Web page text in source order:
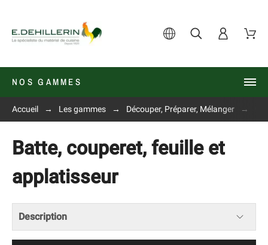
NOS GAMMES
Accueil Les gammes Découper, Préparer, Mélanger
Batte, couperet, feuille et
applatisseur
Description